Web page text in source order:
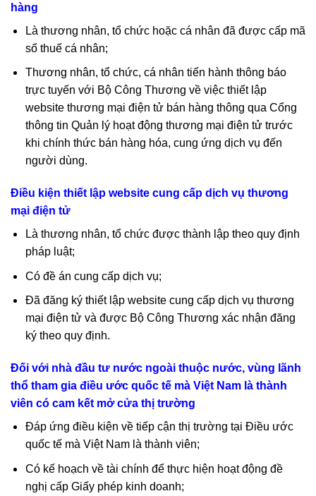
hàng
Là thương nhân, tổ chức hoặc cá nhân đã được cấp mã
số thuế cá nhân;
Thương nhân, tổ chức, cá nhân tiến hành thông báo
trực tuyến với Bộ Công Thương về việc thiết lập
website thương mại điện tử bán hàng thông qua Cổng
thông tin Quản lý hoạt động thương mại điện tử trước
khi chính thức bán hàng hóa, cung ứng dịch vụ đến
người dùng.
Điều kiện thiết lập website cung cấp dịch vụ thương
mại điện tử
Là thương nhân, tổ chức được thành lập theo quy định
pháp luật;
Có đề án cung cấp dịch vụ;
Đã đăng ký thiết lập website cung cấp dịch vụ thương
mại điện tử và được Bộ Công Thương xác nhận đăng
ký theo quy định.
Đối với nhà đầu tư nước ngoài thuộc nước, vùng lãnh
thổ tham gia điều ước quốc tế mà Việt Nam là thành
viên có cam kết mở cửa thị trường
Đáp ứng điều kiện về tiếp cận thị trường tại Điều ước
quốc tế mà Việt Nam là thành viên;
Có kế hoạch về tài chính để thực hiện hoạt động đề
nghị cấp Giấy phép kinh doanh;